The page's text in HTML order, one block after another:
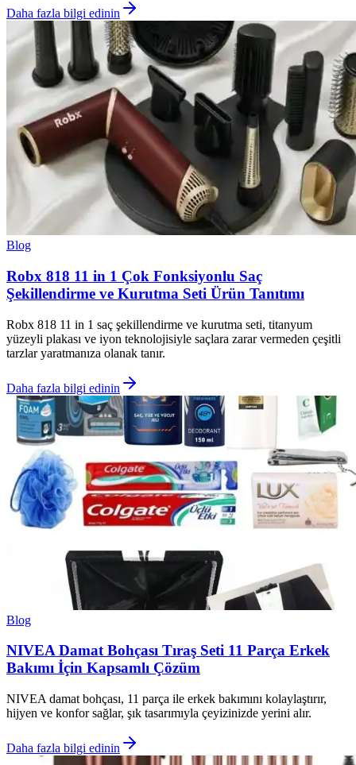
Daha fazla bilgi edinin
Blog
Robx 818 11 in 1 Çok Fonksiyonlu Saç
Şekillendirme ve Kurutma Seti Ürün Tanıtımı
Robx 818 11 in 1 saç şekillendirme ve kurutma seti, titanyum
yüzeyli plakası ve iyon teknolojisiyle saçlara zarar vermeden çeşitli
tarzlar yaratmanıza olanak tanır.
Daha fazla bilgi edinin
Blog
NIVEA Damat Bohçası Tıraş Seti 11 Parça Erkek
Bakımı İçin Kapsamlı Çözüm
NIVEA damat bohçası, 11 parça ile erkek bakımını kolaylaştırır,
hijyen ve konfor sağlar, şık tasarımıyla çeyizinizde yerini alır.
Daha fazla bilgi edinin